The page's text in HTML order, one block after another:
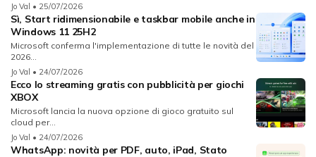
Jo Val • 25/07/2026
Sì, Start ridimensionabile e taskbar mobile anche in
Windows 11 25H2
Microsoft conferma l'implementazione di tutte le novità del
2026...
Jo Val • 24/07/2026
Ecco lo streaming gratis con pubblicità per giochi
XBOX
Microsoft lancia la nuova opzione di gioco gratuito sul
cloud per...
Jo Val • 24/07/2026
WhatsApp: novità per PDF, auto, iPad, Stato